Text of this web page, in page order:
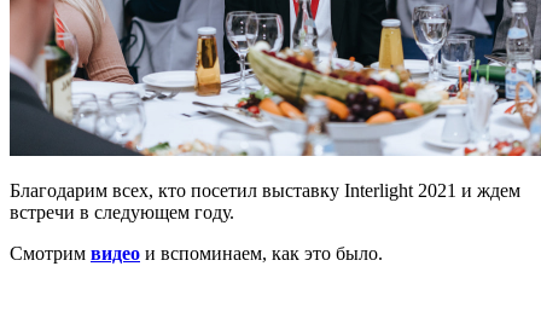
Благодарим всех, кто посетил выставку Interlight 2021 и ждем
встречи в следующем году.
Смотрим видео и вспоминаем, как это было.